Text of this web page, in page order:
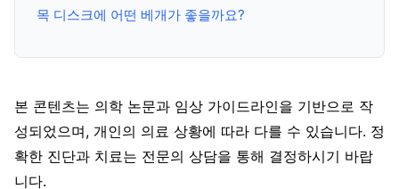
목 디스크에 어떤 베개가 좋을까요?
본 콘텐츠는 의학 논문과 임상 가이드라인을 기반으로 작
성되었으며, 개인의 의료 상황에 따라 다를 수 있습니다. 정
확한 진단과 치료는 전문의 상담을 통해 결정하시기 바랍
니다.